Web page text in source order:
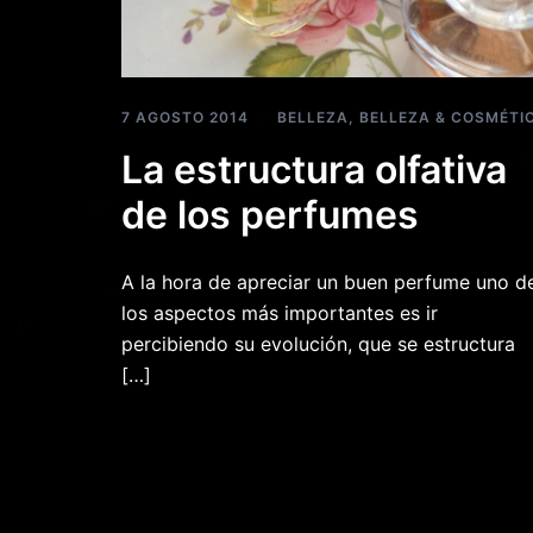
7 AGOSTO 2014 BELLEZA BELLEZA &
La estructura olfativa
de los perfumes
A la hora de apreciar un buen perfume uno
los aspectos más importantes es ir
percibiendo su evolución, que se estructura
[…]